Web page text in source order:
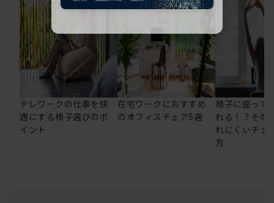
テレワークの仕事を快
適にする椅子選びのポ
イント
在宅ワークにおすすめ
のオフィスチェア5選
椅子に座って
れる！？その
れにくいチェ
方